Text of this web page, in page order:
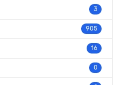
3
905
16
0